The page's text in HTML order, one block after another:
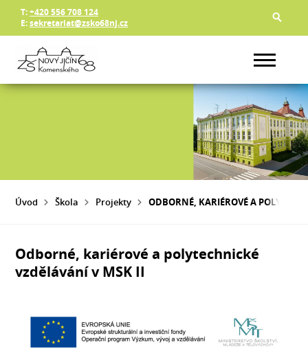
T:+420 556 708 124
E:sekretariat@zsko68nj.cz
Úvod Škola Projekty ODBORNÉ, KARIÉROVÉ A
Odborné, kariérové a polytechnické
vzdělávání v MSK II